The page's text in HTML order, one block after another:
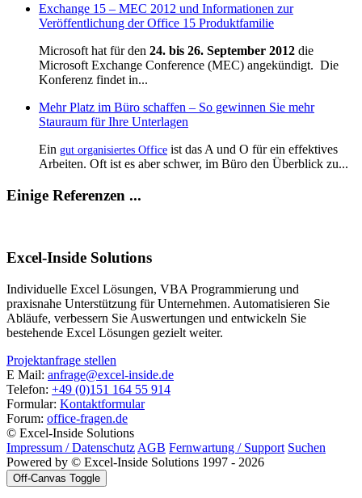
Exchange 15 – MEC 2012 und Informationen zur
Veröffentlichung der Office 15 Produktfamilie
Microsoft hat für den 24. bis 26. September 2012 die
Microsoft Exchange Conference (MEC) angekündigt. Die
Konferenz findet in...
Mehr Platz im Büro schaffen – So gewinnen Sie mehr
Stauraum für Ihre Unterlagen
Ein gut organisiertes Office ist das A und O für ein effektives
Arbeiten. Oft ist es aber schwer, im Büro den Überblick zu...
Einige Referenzen ...
Excel-Inside Solutions
Individuelle Excel Lösungen, VBA Programmierung und
praxisnahe Unterstützung für Unternehmen. Automatisieren Sie
Abläufe, verbessern Sie Auswertungen und entwickeln Sie
bestehende Excel Lösungen gezielt weiter.
Projektanfrage stellen
E Mail: anfrage@excel-inside.de
Telefon: +49 (0)151 164 55 914
Formular: Kontaktformular
Forum: office-fragen.de
© Excel-Inside Solutions
Impressum / Datenschutz AGB Fernwartung / Support Suchen
Powered by © Excel-Inside Solutions 1997 - 2026
Off-Canvas Toggle